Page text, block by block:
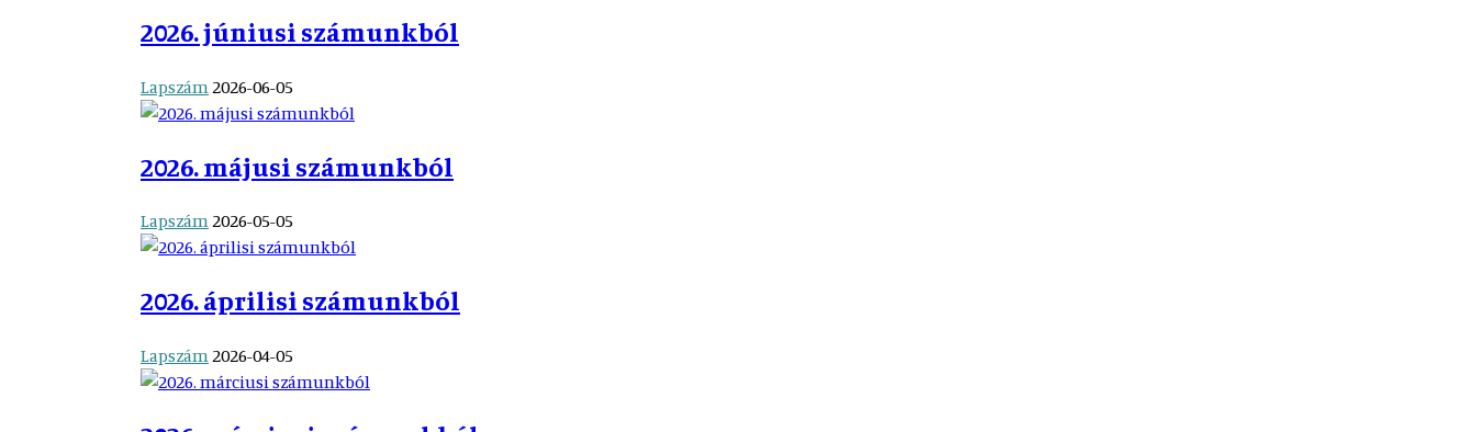
2026. júniusi számunkból
Lapszám 2026-06-05
2026. májusi számunkból
Lapszám2026-05-05
2026. áprilisi számunkból
Lapszám2026-04-05